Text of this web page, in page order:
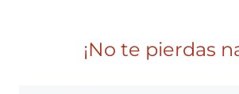
¡No te pierdas